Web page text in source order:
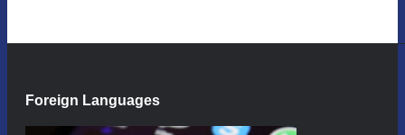
Foreign Languages